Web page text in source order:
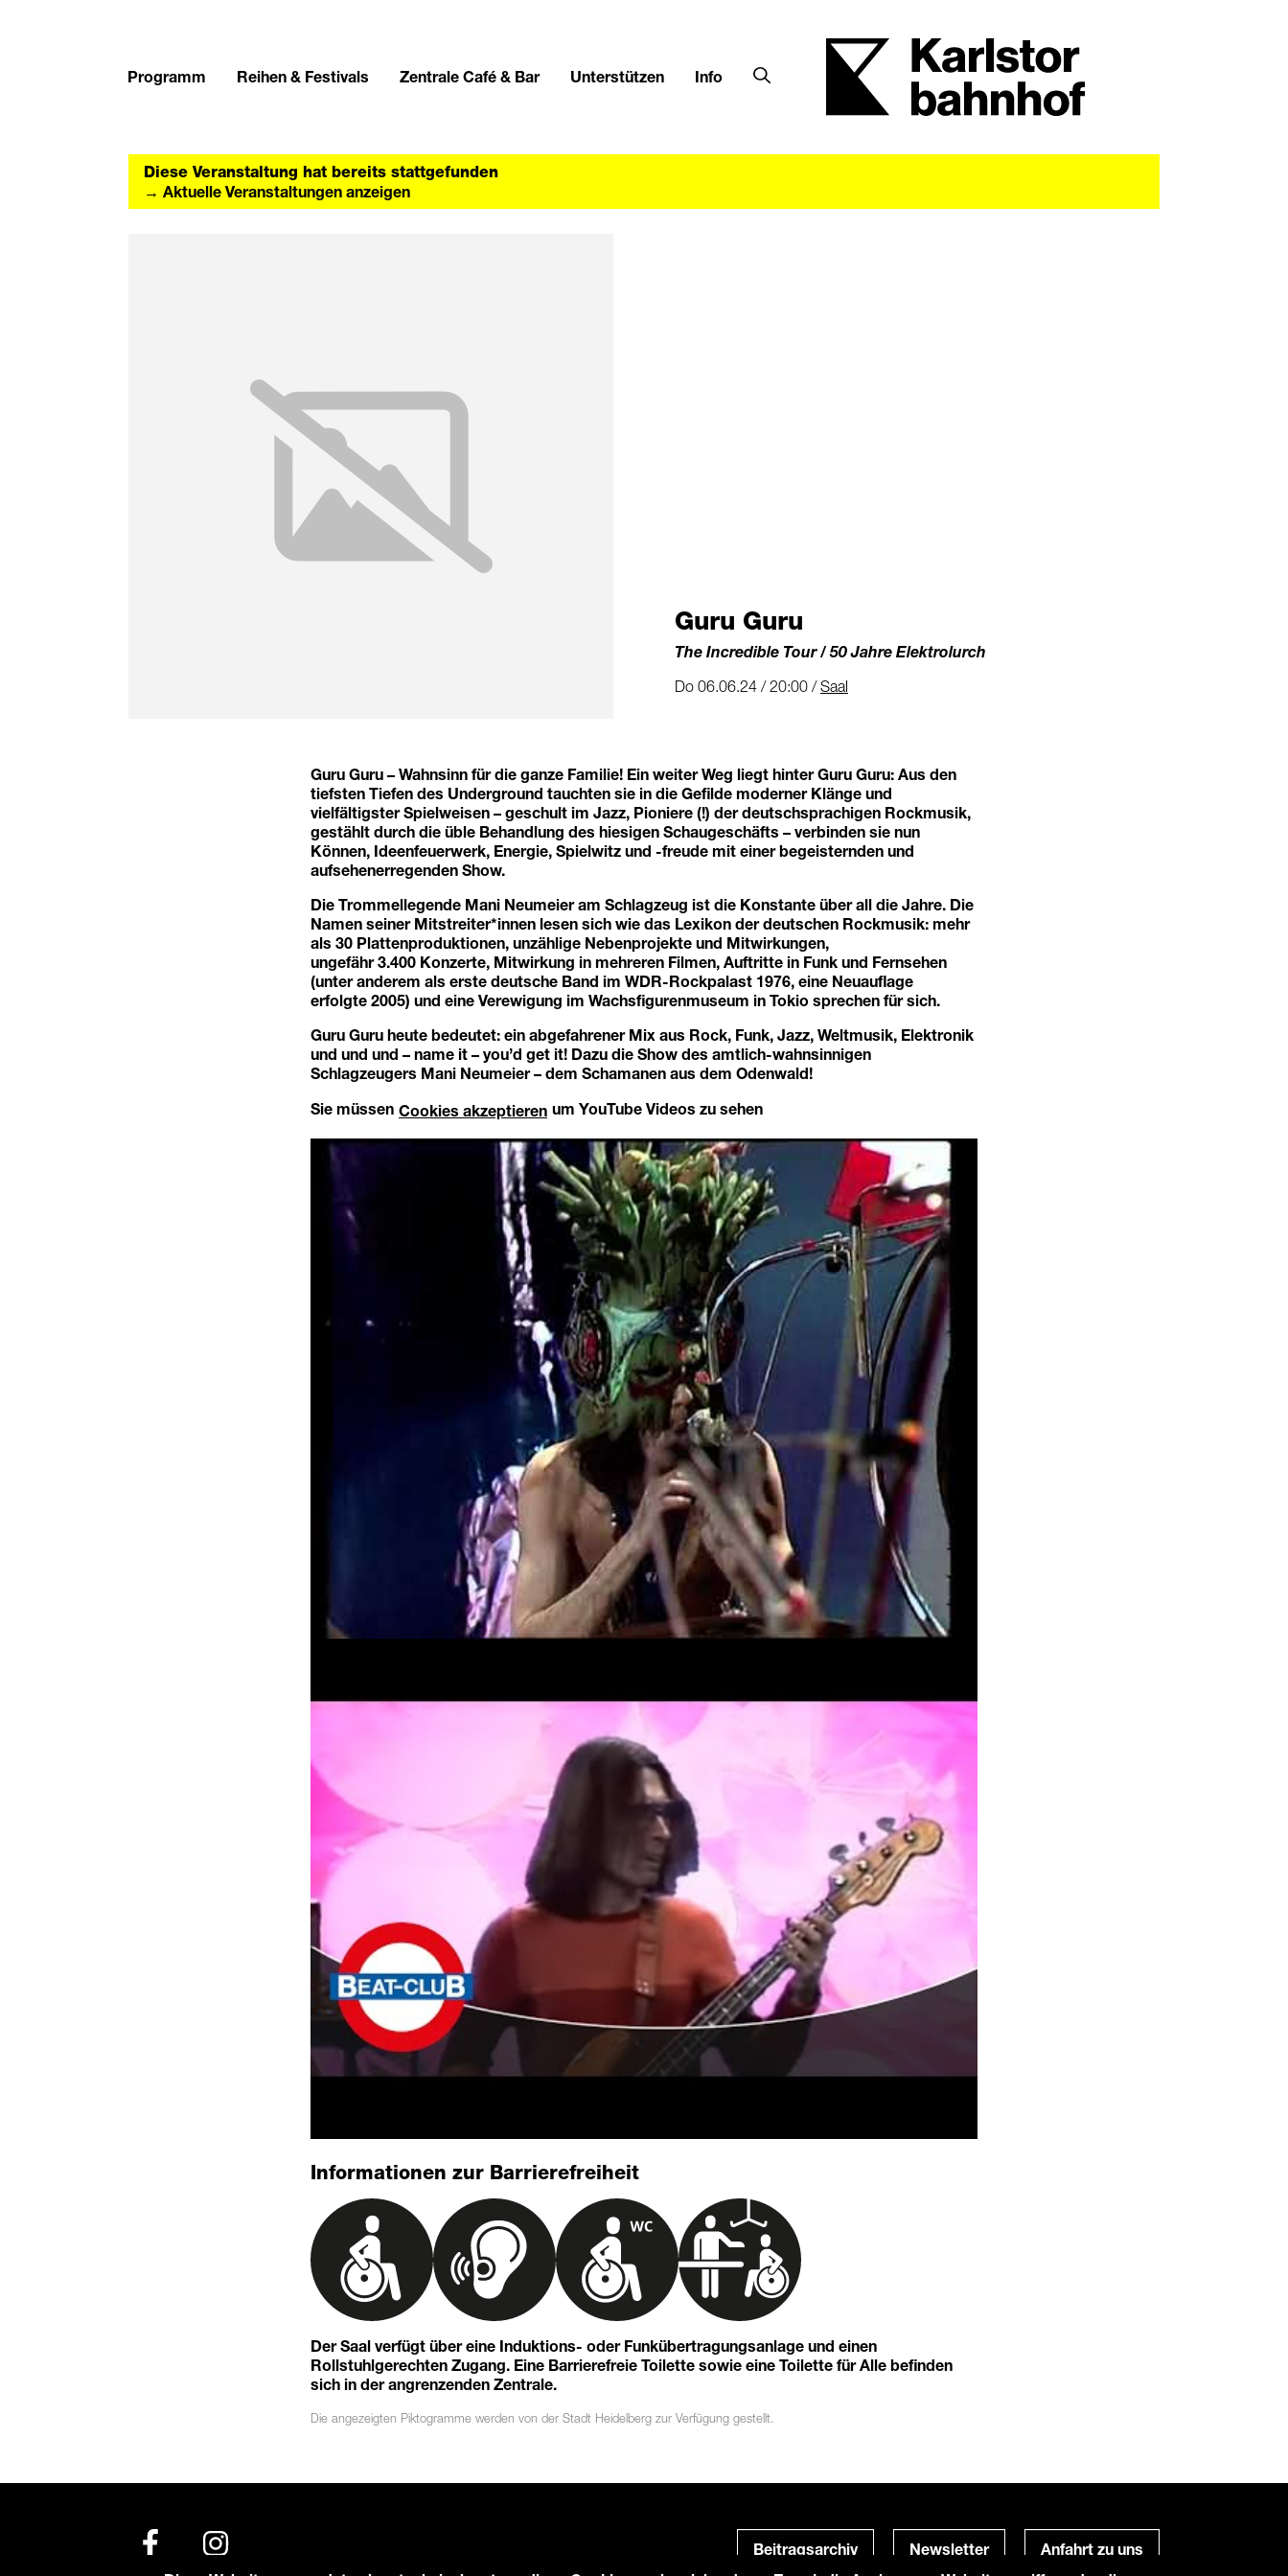
Programm Reihen & Festivals Zentrale Café & Bar Unterstützen Info
Diese Veranstaltung hat bereits stattgefunden
→ Aktuelle Veranstaltungen anzeigen
Guru Guru
The Incredible Tour / 50 Jahre Elektrolurch
Do 06.06.24 / 20:00 /Saal
Guru Guru – Wahnsinn für die ganze Familie! Ein weiter Weg liegt hinter Guru Guru: Aus den
tiefsten Tiefen des Underground tauchten sie in die Gefilde moderner Klänge und
vielfältigster Spielweisen – geschult im Jazz, Pioniere (!) der deutschsprachigen Rockmusik,
gestählt durch die üble Behandlung des hiesigen Schaugeschäfts – verbinden sie nun
Können, Ideenfeuerwerk, Energie, Spielwitz und -freude mit einer begeisternden und
aufsehenerregenden Show.
Die Trommellegende Mani Neumeier am Schlagzeug ist die Konstante über all die Jahre. Die
Namen seiner Mitstreiter*innen lesen sich wie das Lexikon der deutschen Rockmusik: mehr
als 30 Plattenproduktionen, unzählige Nebenprojekte und Mitwirkungen,
ungefähr 3.400 Konzerte, Mitwirkung in mehreren Filmen, Auftritte in Funk und Fernsehen
(unter anderem als erste deutsche Band im WDR-Rockpalast 1976, eine Neuauflage
erfolgte 2005) und eine Verewigung im Wachsfigurenmuseum in Tokio sprechen für sich.
Guru Guru heute bedeutet: ein abgefahrener Mix aus Rock, Funk, Jazz, Weltmusik, Elektronik
und und und – name it – you’d get it! Dazu die Show des amtlich-wahnsinnigen
Schlagzeugers Mani Neumeier – dem Schamanen aus dem Odenwald!
Sie müssen Cookies akzeptieren um YouTube Videos zu sehen
Informationen zur Barrierefreiheit
Der Saal verfügt über eine Induktions- oder Funkübertragungsanlage und einen
Rollstuhlgerechten Zugang. Eine Barrierefreie Toilette sowie eine Toilette für Alle befinden
sich in der angrenzenden Zentrale.
Die angezeigten Piktogramme werden von der Stadt Heidelberg zur Verfügung gestellt.
Beitragsarchiv Newsletter
Anfahrt zu uns